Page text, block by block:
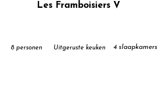
Les Framboisiers V
8 personen Uitgeruste keuken 4 slaapkamers